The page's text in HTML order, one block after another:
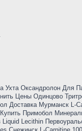
Ухта Оксандролон Для
Цены Одинцово
Доставка Мурманск L-
Примобол
Lecithin